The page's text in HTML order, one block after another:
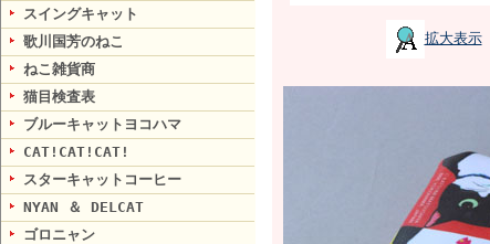
スイングキャット
歌川国芳のねこ
ねこ雑貨商
猫目検査表
ブルーキャットヨコハマ
CAT!CAT!CAT!
スターキャットコーヒー
NYAN ＆ DELCAT
ゴロニャン
拡大表示